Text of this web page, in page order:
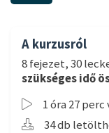
A kurzusról
8 fejezet, 30
szükséges idő
1 óra 27 perc
34 db